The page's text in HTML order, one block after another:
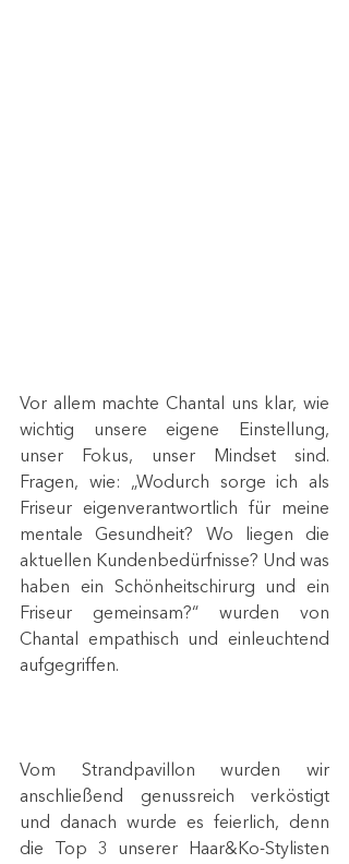
Vor allem machte Chantal uns klar, wie
wichtig unsere eigene Einstellung,
unser Fokus, unser Mindset sind.
Fragen, wie: „Wodurch sorge ich als
Friseur eigenverantwortlich für meine
mentale Gesundheit? Wo liegen die
aktuellen Kundenbedürfnisse? Und was
haben ein Schönheitschirurg und ein
Friseur gemeinsam?“ wurden von
Chantal empathisch und einleuchtend
aufgegriffen.
Vom Strandpavillon wurden wir
anschließend genussreich verköstigt
und danach wurde es feierlich, denn
die Top 3 unserer Haar&Ko-Stylisten